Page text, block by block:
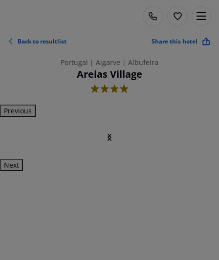
Back to resultlist Share this hotel
Portugal | Algarve | Albufeira
Areias Village
4
Previous
Next